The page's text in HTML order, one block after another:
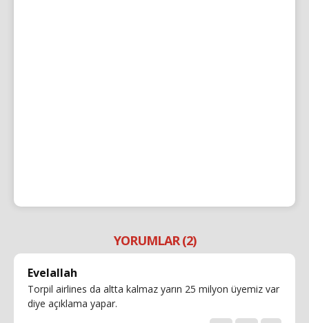
YORUMLAR (2)
Evelallah
Torpil airlines da altta kalmaz yarın 25 milyon üyemiz var
diye açıklama yapar.